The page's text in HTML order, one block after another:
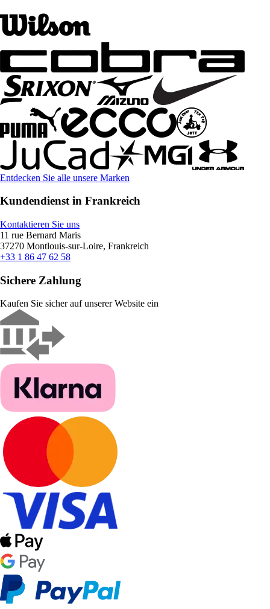
Entdecken Sie alle unsere Marken
Kundendienst in Frankreich
Kontaktieren Sie uns
11 rue Bernard Maris
37270 Montlouis-sur-Loire, Frankreich
+33 1 86 47 62 58
Sichere Zahlung
Kaufen Sie sicher auf unserer Website ein